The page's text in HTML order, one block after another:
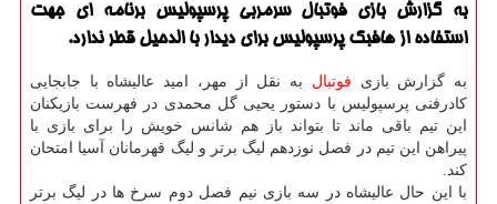
به گزارش بازی فوتبال سرمربی پرسپولیس برنامه ای جهت
استفاده از هافبك پرسپولیس برای دیدار با الدحیل قطر ندارد.
به گزارش بازی فوتبال به نقل از مهر، امید عالیشاه با جابجایی
كادرفنی پرسپولیس با دستور یحیی گل محمدی در فهرست بازیكنان
این تیم باقی ماند تا بتواند باز هم شانس خویش را برای بازی با
پیراهن این تیم در فصل نوزدهم لیگ برتر و لیگ قهرمانان آسیا امتحان
كند.
با این حال عالیشاه در سه بازی نیم فصل دوم سرخ ها در لیگ برتر